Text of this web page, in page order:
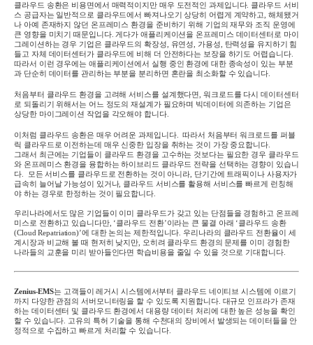
클라우드 송환은 비용면에서 매력적이지만 매우 도전적인 과제입니다.클라우드 서비
스 공급자는 일반적으로 클라우드에서 빠져나오기 상당히 어렵게 계약하고 해체됐거
나 아예 존재하지 않던 온프레미스 환경을 준비하기 위해 기업의 재무와 조직 운영에
큰 영향을 미치기 때문입니다. 게다가 애플리케이션을 온프레미스 데이터센터로 마이
그레이션하는 경우 기업은 클라우드의 확장성 유연성 가용성
탄력성을 유지하기 힘
들고 자체 데이터센터가 클라우드에 비해 더 안전하다는 보장을 하기도 어렵습니다.
따라서 이런 경우에는 애플리케이션에서 실행 중인 환경에 대한 종속성이 있는 부분
과 단순히 데이터를 관리하는 부분을 분리하면 혼란을 최소화할 수 있습니다.
처음부터 클라우드 환경을 고려해 서비스를 설계했다면 ,워크로드를 다시 데이터센터
로 되돌리기 위해서는 어느 정도의 재설계가 필요하며 빅데이터에 의존하는 기업은
상당한 마이그레이션 작업을 각오해야 합니다.
이처럼 클라우드 송환은 매우 어려운 과제입니다.
따라서 처음부터 워크로드를 퍼블
릭 클라우드로 이전하는데 매우 신중한 입장을 취하는 것이 가장 중요합니다.
그래서 최근에는 기업들이 클라우드 환경을 고수하는 것보다는 필요한 경우 클라우드
와 온프레미스 환경을 융합하는 하이브리드 클라우드 전략을 선택하는 경향이 있습니
다
모든 서비스를 클라우드로 전환하는 것이 아니라 단기간에 트래픽이나 사용자가
급속히 늘어날 가능성이 있거나,클라우드 서비스를 활용해 서비스를 빠르게 런칭해
야 하는 경우로 한정하는 것이 필요합니다.
우리나라에서도 많은 기업들이 이미 클라우드가 갖고 있는 단점들을 경험하고 온프레
미스로 전환하고 있습니다만, ‘클라우드 전환’이라는 큰 물결 아래 ‘클라우드 송환
(Cloud Repatriation)’에 대한 논의는 제한적입니다 .우리나라의 클라우드 전환율이 세
계시장과 비교해 볼 때 현저히 낮지만 오히려 클라우드 환경의 문제를 이미 경험한
나라들의 교훈을 미리 받아들인다면 학습비용을 줄일 수 있을 것으로 기대합니다.
Zenius-EMS는 고객들이 레거시 시스템에서부터 클라우드 네이티브 시스템에 이르기
까지 다양한 관점의 서버모니터링을 할 수 있도록 지원합니다. 대규모 인프라가 존재
하는 데이터센터 및 클라우드 환경에서 대용량 데이터 처리에 대한 높은 성능을 확인
할 수 있습니다 고유의 특허 기술을 통해 수천대의 장비에서 발생되는 데이터들을 안
정적으로 수집하고 빠르게 처리할 수 있습니다.